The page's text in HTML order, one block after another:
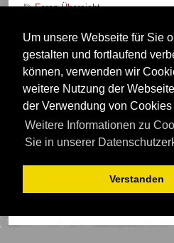
Um unsere Webseite für Sie
gestalten und fortlaufend
können, verwenden wir
weitere Nutzung der
der Verwendung von Cookies
Weitere Informationen zu
Sie in unserer
Verstanden
Foren-Übersicht
Deutsche
Wer ist online?
Insgesamt sind758Besucher online:
756 Gäste (basierend auf den aktiven
gleichzeitig online waren.